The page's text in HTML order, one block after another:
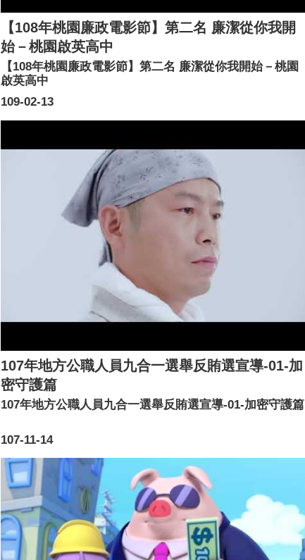
【108年桃園廉政電影節】第二名 廉潔從你我開
始－桃園啟英高中
109-02-13
【108年桃園廉政電影節】第二名 廉潔從你我開始－桃園
啟英高中
107年地方公職人員九合一選舉反賄選宣導-01-加
密守護篇
107-11-14
107年地方公職人員九合一選舉反賄選宣導-01-加密守護篇